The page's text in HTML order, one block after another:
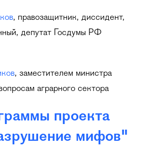
, правозащитник, диссидент,
депутат Госдумы РФ
, заместителем министра
аграрного сектора
проекта
мифов"